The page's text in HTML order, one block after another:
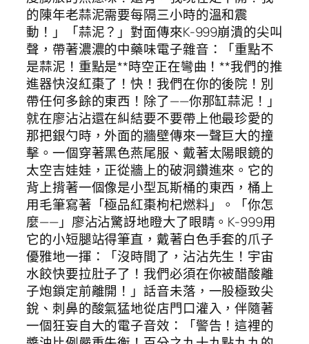
的陳年老蒜泥需要每隔三小時的溫和震
動！」「蒜泥？」對面傳來K-999崩潰的尖叫
聲，帶著濃濃的中藥味電子雜音：「重點不
是蒜泥！重點是**時空正在彎曲！**我們的推
進器快沒紅棗了！快！我們在你的後院！別
帶任何多餘的東西！除了——你那缸蒜泥！」
就在廖沾沾還在糾結要不要帶上他最珍愛的
那把銀勺時，外面的牆壁傳來一聲巨大的撞
擊。一個穿著黑色燕尾服、戴著太陽眼鏡的
太空吉娃娃，正從牆上的破洞鑽進來。它的
背上揹著一個像是小型瓦斯桶的東西，桶上
用毛筆寫著「極品紅棗枸杞燃料」。「你怎
麼——」廖沾沾驚訝地瞪大了眼睛。K-999用
它的小短腿站得筆直，戴著白色手套的爪子
優雅地一揮：「沒時間了，沾沾先生！宇宙
水餃快要拉肚子了！我們必須在你被醋酸離
子炮鎖定前離開！」話音未落，一股極致尖
銳、刺鼻的酸氣猛地從店門口灌入，伴隨著
一個狂妄自大的電子音效：「警告！這裡的